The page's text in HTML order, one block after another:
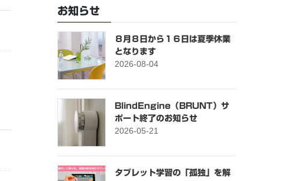
お知らせ
８月８日から１６日は夏季休業
となります
2026-08-04
BlindEngine（BRUNT）サ
ポート終了のお知らせ
2026-05-21
タブレット学習の「孤独」を解